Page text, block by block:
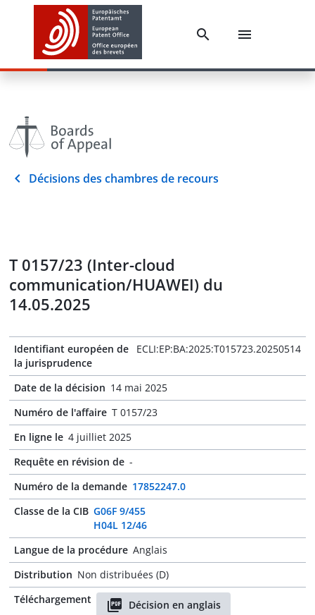
Décisions des chambres de recours
T 0157/23 (Inter-cloud
communication/HUAWEI) du
14.05.2025
Identifiant européen de
la jurisprudence
ECLI:EP:BA:2025:T015723.20250514
Date de la décision 14 mai 2025
Numéro de l'affaire T 0157/23
En ligne le 4 juilliet 2025
Requête en révision de -
Numéro de la demande 17852247.0
Classe de la CIB G06F 9/455
H04L 12/46
Langue de la procédure Anglais
Distribution Non distribuées (D)
Téléchargement
Décision en anglais